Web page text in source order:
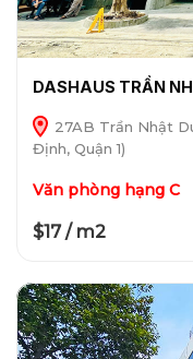
DASHAUS TRẦN
27AB Trần Nhật
Định, Quận 1)
Văn phòng hạng C
$17 / m2